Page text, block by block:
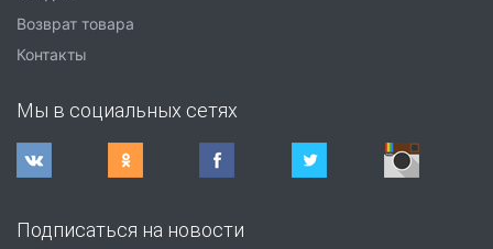
Возврат товара
Контакты
Мы в социальных сетях
Подписаться на новости